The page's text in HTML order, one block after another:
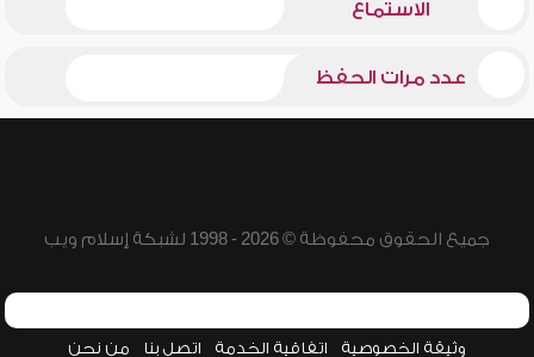
الاستماع
عدد مرات الحفظ
جميع الحقوق محفوظة © 2026 - 1998 لشبكة إسلام ويب
وثيقة الخصوصية اتفاقية الخدمة اتصل بنا من نحن